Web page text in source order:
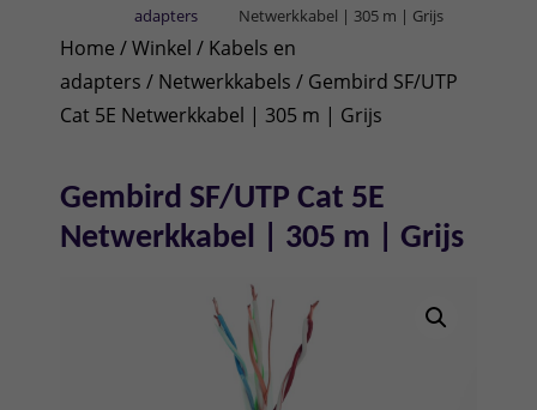
adapters
Netwerkkabel | 305 m | Grijs
Home /Winkel / Kabels en
adapters / Netwerkkabels / Gembird SF/UTP
Cat 5E Netwerkkabel | 305 m | Grijs
Gembird SF/UTP Cat 5E
Netwerkkabel | 305 m | Grijs